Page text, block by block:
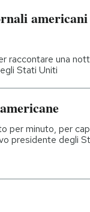
raccontare una
Stati Uniti
per minuto, per
presidente degli